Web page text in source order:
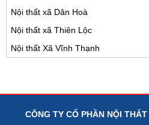
Nội thất xã Dân Hoà
Nội thất xã Thiên Lộc
Nội thất Xã Vĩnh Thạnh
CÔNG TY CỔ PHẦN NỘI